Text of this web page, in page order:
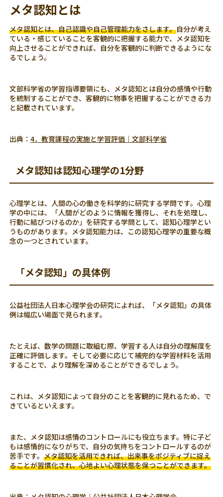
メタ認知とは
メタ認知とは、自己認識や自己管理能力をさします。自分が考え
ている・感じていることを客観的に把握する能力で、メタ認知を
向上させることができれば、自分を客観的に判断できるようにな
るでしょう。
文部科学省の学習指導要領にも、メタ認知とは自分の感情や行動
を統制することができ、客観的に物事を把握することができる力
と記載されています。
出典：4．教育課程の実施と学習評価｜文部科学省
メタ認知は認知心理学の1分野
心理学とは、人間の心の働きを科学的に研究する学問です。心理
学の中には、「人間がどのように情報を獲得し、それを処理し、
行動に結びつけるのか」を研究する学問として、認知心理学とい
うものがあります。メタ認知能力は、この認知心理学の重要な概
念の一つとされています。
「メタ認知」の具体例
公益社団法人日本心理学会の研究によれば、「メタ認知」の具体
例は幅広い場面で見られます。
たとえば、数学の問題に取組む際、学習する人は自分の理解度を
正確に評価します。そして必要に応じて補完的な学習材料を活用
することで、より理解を深めることができるでしょう。
これは、メタ認知によって自分のことを客観的に見れるため、で
きているといえます。
また、メタ認知は感情のコントロールにも役立ちます。特に子ど
もは感情的になりがちで、自分の気持ちをコントロールするのが
苦手です。メタ認知を活用できれば、出来事をポジティブに捉え
ることが習慣化され、心地よい心理状態を保つことができます。